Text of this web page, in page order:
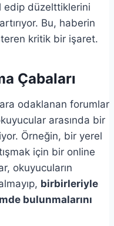
edip düzelttiklerini
Bu, haberin
kritik bir işaret.
Çabaları
odaklanan forumlar
arasında bir
Örneğin, bir yerel
için bir online
okuyucuların
birbirleriyle
bulunmalarını